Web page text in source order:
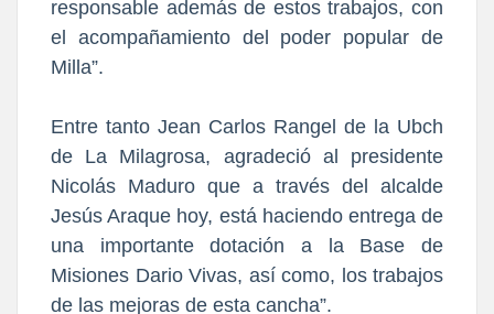
responsable además de estos trabajos, con
el acompañamiento del poder popular de
Milla”.
Entre tanto Jean Carlos Rangel de la Ubch
de La Milagrosa, agradeció al presidente
Nicolás Maduro que a través del alcalde
Jesús Araque hoy, está haciendo entrega de
una importante dotación a la Base de
Misiones Dario Vivas, así como, los trabajos
de las mejoras de esta cancha”.